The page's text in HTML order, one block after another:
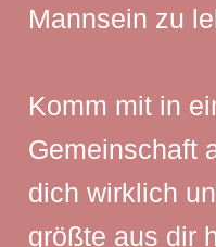
Mannsein zu
Komm mit in
Gemeinschaft
dich wirklich
größte aus dir